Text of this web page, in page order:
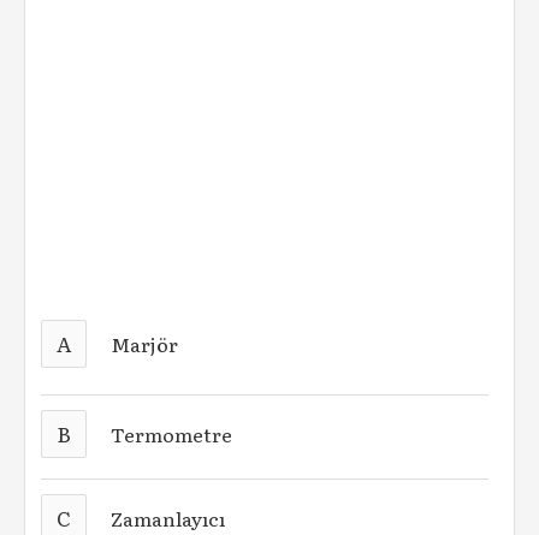
A Marjör
B Termometre
C Zamanlayıcı